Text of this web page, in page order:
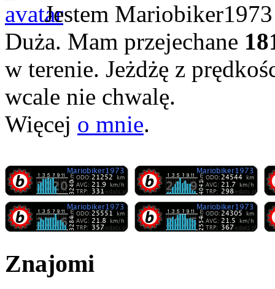
Jestem
Duża. Mam przejechane
w terenie. Jeżdżę z
wcale nie chwalę.
Więcej o mnie.
Znajomi